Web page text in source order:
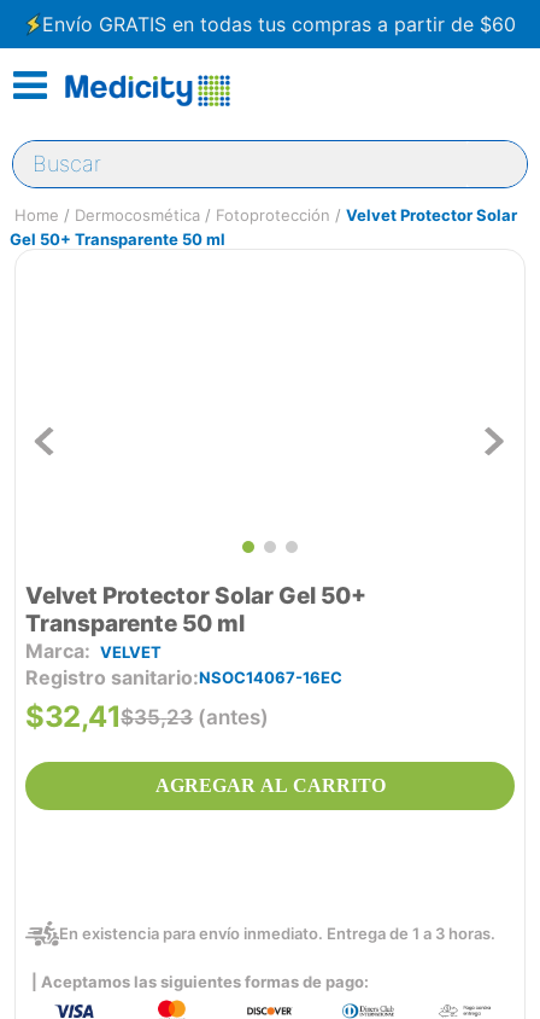
Envío GRATIS en todas tus compras a partir de $60
Buscar
Dermocosmética Fotoprotección
Velvet Protector Solar
Gel 50+ Transparente 50 ml
Velvet Protector Solar Gel 50+
Transparente 50 ml
VELVET
Registro sanitario NSOC14067-16EC
$35,23 (antes)
$32,41
AGREGAR AL CARRITO
En existencia para envío inmediato. Entrega de 1 a 3 horas.
| Aceptamos las siguientes formas de pago: